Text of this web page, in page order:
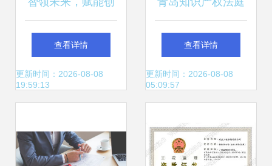
新——XX技术咨询
公司简介
查看详情
更新时间：2026-08-08
19:59:13
首聘技术调查官与
技术咨询专家，为
查看详情
更新时间：2026-08-08
05:09:57